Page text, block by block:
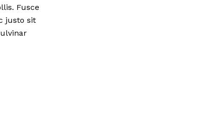
Fusce
justo sit